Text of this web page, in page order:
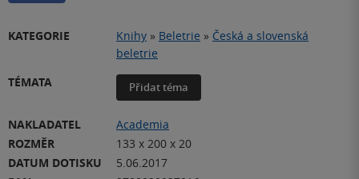
KATEGORIE Knihy » Beletrie » Česká a slovenská
beletrie
TÉMATA
Přidat téma
NAKLADATEL
Academia
ROZMĚR
133 x 200 x 20
DATUM DOTISKU
5.06.2017